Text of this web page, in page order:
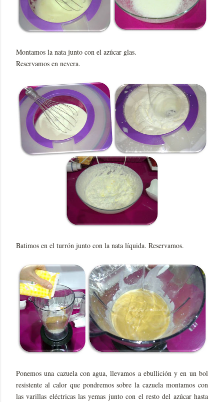
Montamos la nata junto con el azúcar glas.
Reservamos en nevera.
Batimos en el turrón junto con la nata líquida. Reservamos.
Ponemos una cazuela con agua, llevamos a ebullición y en un bol
resistente al calor que pondremos sobre la cazuela montamos con
las varillas eléctricas las yemas junto con el resto del azúcar hasta